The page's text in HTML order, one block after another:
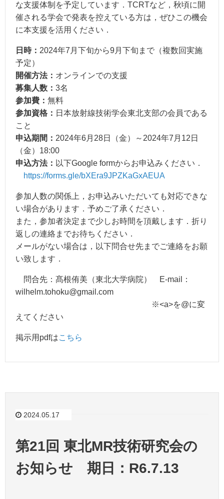
な支援体制を予定しています．TCRTなど，秋頃に開
催される学会で発表を控えている方は，ぜひこの機会
に本支援を活用ください．
日時： 2024年7月下旬から9月下旬まで（複数回実施
予定）
開催方法： オンラインでの支援
募集人数： 3名
参加費： 無料
参加資格： 日本放射線技術学会東北支部の会員である
こと
申込期間： 2024年6月28日（金）～2024年7月12日
（金）18:00
申込方法： 以下Google formからお申込みください．
https://forms.gle/bXEra9JPZKaGxAEUA
参加人数の関係上，お申込みいただいても対応できな
い場合があります．予めご了承ください．
また，参加者決定まで少しお時間を頂戴します．折り
返しの連絡までお待ちください．
メールがない場合は，以下問合せ先までご連絡をお願
い致します．
問合先：髙根侑美（東北大学病院） E-mail：
wilhelm.tohoku@gmail.com
※<a>を@に変
えてください
掲示用pdfはこちら
2024.05.17
第21回 東北MR技術研究会の
お知らせ 期日：R6.7.13